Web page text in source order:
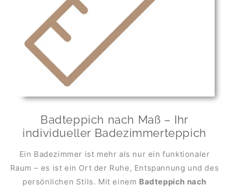
Badteppich nach Maß – Ihr
individueller Badezimmerteppich
Ein Badezimmer ist mehr als nur ein funktionaler
Raum – es ist ein Ort der Ruhe, Entspannung und des
persönlichen Stils. Mit einem Badteppich nach